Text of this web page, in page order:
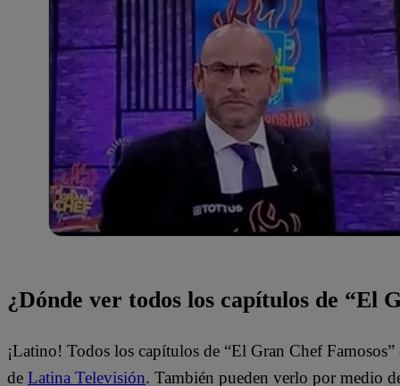
¿Dónde ver todos los capítulos de “El
¡Latino! Todos los capítulos de “El Gran Chef
de Latina Televisión. También pueden verlo por medio